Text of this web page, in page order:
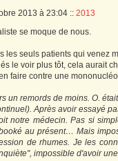
2013 à 23:04 :: 2013
se moque de nous.
les seuls patients qui venez
le voir plus tôt, cela aurait
faire contre une
un remords de moins. O.
Après avoir essayé
notre médecin. Pas si
au présent… Mais
de rhumes. Je les
impossible d'avoir